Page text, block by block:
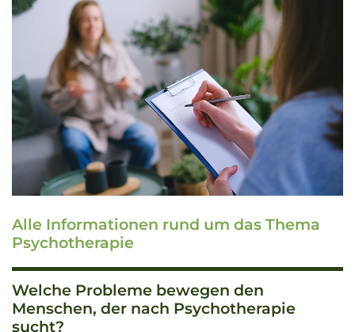
Alle Informationen rund um das Thema
Psychotherapie
Welche Probleme bewegen den
Menschen, der nach Psychotherapie
sucht?